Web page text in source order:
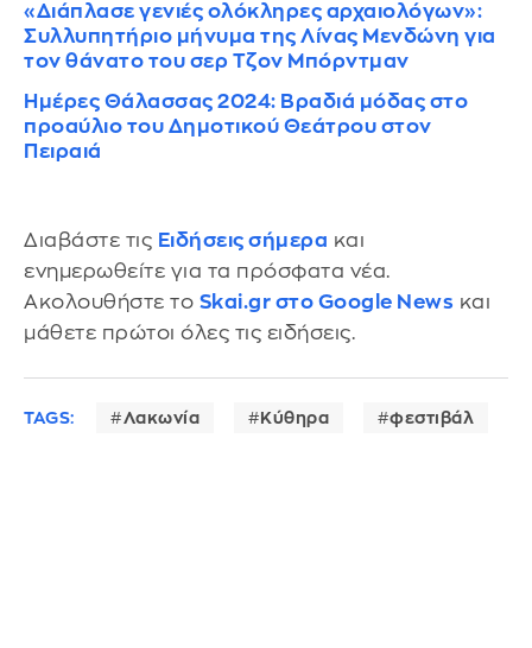
«Διάπλασε γενιές ολόκληρες αρχαιολόγων»:
Συλλυπητήριο μήνυμα της Λίνας Μενδώνη για
τον θάνατο του σερ Τζον Μπόρντμαν
Ημέρες Θάλασσας 2024: Βραδιά μόδας στο
προαύλιο του Δημοτικού Θεάτρου στον
Πειραιά
Διαβάστε τις Ειδήσεις σήμερα και
ενημερωθείτε για τα πρόσφατα νέα.
Ακολουθήστε το Skai.gr στο Google News και
μάθετε πρώτοι όλες τις ειδήσεις.
TAGS: Λακωνία Κύθηρα φεστιβάλ